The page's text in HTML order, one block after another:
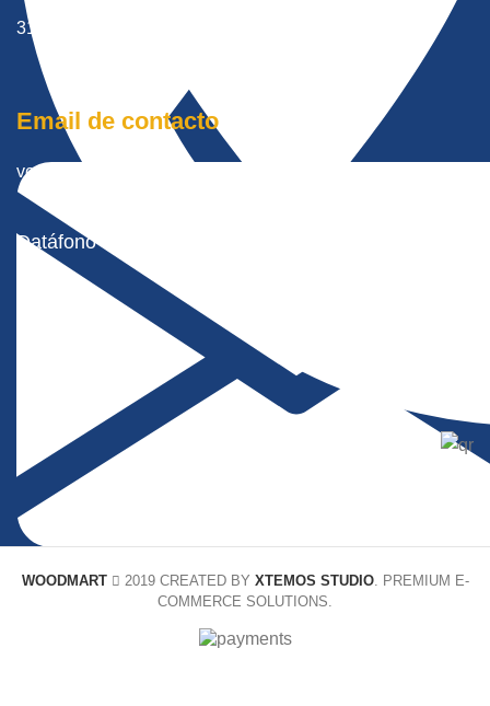
316 0106132
Email de contacto
ventas@tramecltda.com
Datáfono Virtual Wompi
WOODMART 2019 CREATED BY XTEMOS STUDIO. PREMIUM E-
COMMERCE SOLUTIONS.